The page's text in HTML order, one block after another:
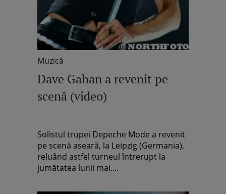
Muzică
Dave Gahan a revenit pe
scenă (video)
Solistul trupei Depeche Mode a revenit
pe scenă aseară, la Leipzig (Germania),
reluând astfel turneul întrerupt la
jumătatea lunii mai....